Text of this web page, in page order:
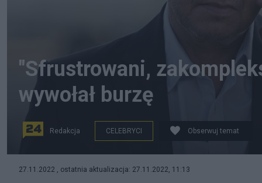
poruszył też temat demokracji w Polsce. (fot. Twitter)
"Sfrustrowani,
wywołał burzę
Redakcja CELEBRYCI Obserwuj temat
27.11.2022 , ostatnia aktualizacja: 27.11.2022, 11:13